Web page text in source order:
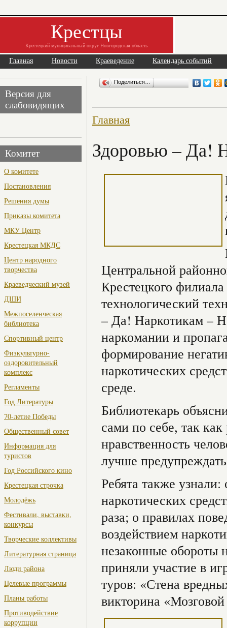
Крестцы
Крестецкий муниципальный округ Новгородская область
Главная Новости Краеведение Календарь событий
Версия для
слабовидящих
Комитет
О комитете
Постановления
Решения думы
Приказы комитета
МКУ Центр
Крестецкая МКДС
Центр народного
творчества
Краеведческий музей
ДШИ
Межпоселенческая
библиотека
Спортивный центр
Физкультурно-
оздоровительный
комплекс
Регламенты
Год Литературы
70-летие Победы
Общественный совет
Информация для
туристов
Год Российского кино
Крестецкая строчка
Молодёжь
Фестивали, выставки,
конкурсы
Творческие коллективы
Литературная страница
Люди района
Целевые программы
Планы работы
Противодействие
коррупции
Поделиться…
Главная
Здоровью – Да!
Центральной
Крестецкого
технологический
– Да! Наркотикам –
наркомании и
формирование
наркотических
среде.
Библиотекарь
сами по себе, так
нравственность
лучше
Ребята также
наркотических
раза; о правилах
воздействием
незаконные обороты
приняли участие в
туров: «Стена
викторина